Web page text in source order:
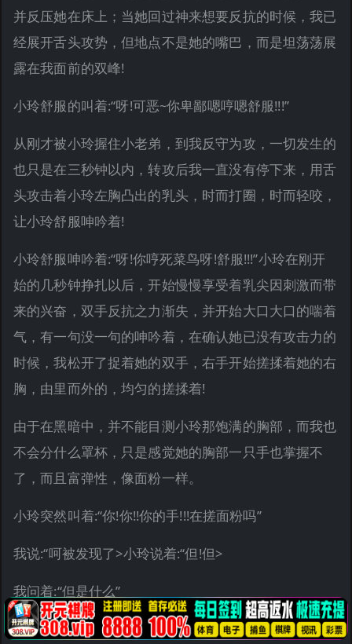
并反压她在床上；当她回过神来想要反抗的时候，我已
经展开舌头攻势，但地点不是她的嘴巴，而是坦荡荡展
露在我面前的双峰!
小玲舒服的叫着:“呀!可恶~你卑鄙嗯哼嗯舒服!!!”
从刚才被小玲握住小老弟，到我反守为攻，一切发生的
也只是在三秒钟以内，转攻后我一直没有停下来，用舌
头攻击着小玲左胸凸出的乳头，时而打圈，时而轻咬，
让小玲舒服呻吟着!
小玲舒服呻吟着:“呀!你哼死菜鸟呀!舒服!!!”小玲在刚开
始的几秒钟挣扎以后，开始慢慢享受着乳尖因刺激而带
来的兴奋，双手反抗之力渐失，并开始大口大口的喘着
气，有一句没一句的呻吟着，在确认她已没有攻击力的
时候，我松开了捉着她的双手，右手开始搓揉着她的右
胸，由里而外的，均匀的搓揉着!
由于在黑暗中，并不能目测小玲那饱满的胸部，而我也
不会分什么罩杯，只是感觉她的胸部一只手也掌握不
了，而且富弹性，像面粉一样。
小玲突然叫着:“你!你!!你的手!!!在搓面粉吗”
我说:“呵被发现了>小玲说着:“但!但>
我问着:“但是什么”
小玲呻吟着:“但很很舒服!!!”